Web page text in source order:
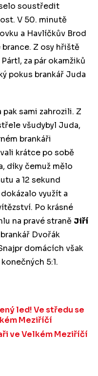
soustředit
V 50. minutě
a Havlíčkův Brod
Z osy hřiště
za pár okamžiků
pokus brankář Juda
sami zahrozili. Z
všudybyl Juda,
brankáři
krátce po sobě
díky čemuž mělo
a 12 sekund
využít a
Po krásné
na pravé straně Jiří
Dvořák
domácích však
5:1.
led! Ve středu se
Meziříčí
ve Velkém Meziříčí